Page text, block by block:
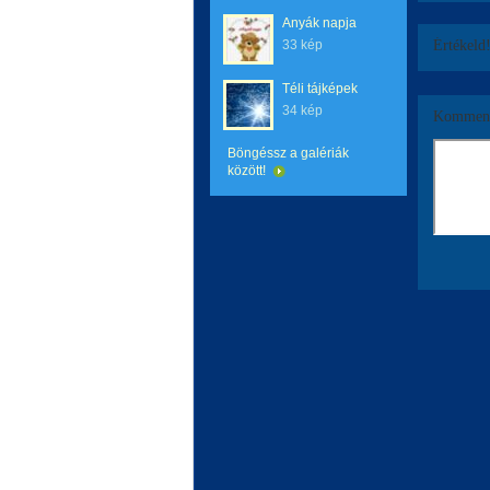
Anyák napja
33 kép
Téli tájképek
34 kép
Böngéssz a galériák
között!
Értékeld!